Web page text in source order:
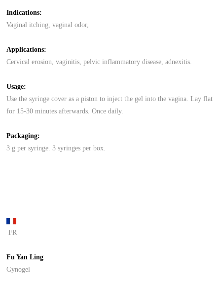
Indications:
Vaginal itching, vaginal odor,
Applications:
Cervical erosion, vaginitis, pelvic inflammatory disease, adnexitis.
Usage:
Use the syringe cover as a piston to inject the gel into the vagina. Lay flat
for 15-30 minutes afterwards. Once daily.
Packaging:
3 g per syringe. 3 syringes per box.
FR
Fu Yan Ling
Gynogel